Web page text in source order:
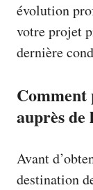
évolution
votre projet
dernière
auprès de
Avant
destination